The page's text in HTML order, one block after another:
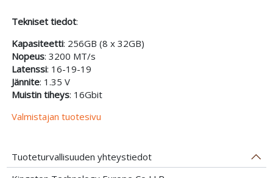
Tekniset tiedot:
Kapasiteetti: 256GB (8 x 32GB)
Nopeus: 3200 MT/s
Latenssi: 16-19-19
Jännite: 1.35 V
Muistin tiheys: 16Gbit
Valmistajan tuotesivu
Tuoteturvallisuuden yhteystiedot